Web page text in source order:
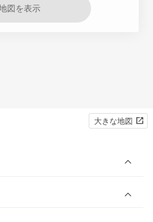
図を表示
大きな地図